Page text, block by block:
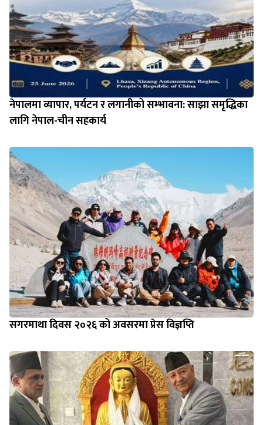
नेपालमा व्यापार, पर्यटन र लगानीको सम्भावना: साझा समृद्धिका
लागि नेपाल-चीन सहकार्य
सगरमाथा दिवस २०२६ को अवसरमा प्रेस विज्ञप्ति